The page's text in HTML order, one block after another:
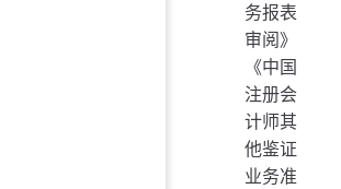
务报表
审阅》
《中国
注册会
计师其
他鉴证
业务准